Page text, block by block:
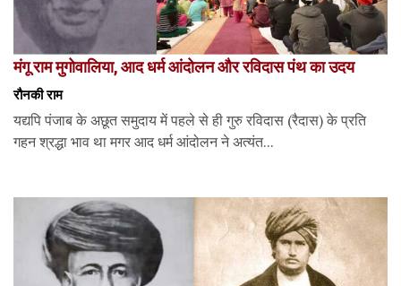
मंगू राम मुगोवालिया, आद धर्म आंदोलन और रविदास पंथ का उदय
रौनकी राम
यद्यपि पंजाब के अछूत समुदाय में पहले से ही गुरु रविदास (रैदास) के प्रति
गहन श्रद्धा भाव था मगर आद धर्म आंदोलन ने अत्यंत...